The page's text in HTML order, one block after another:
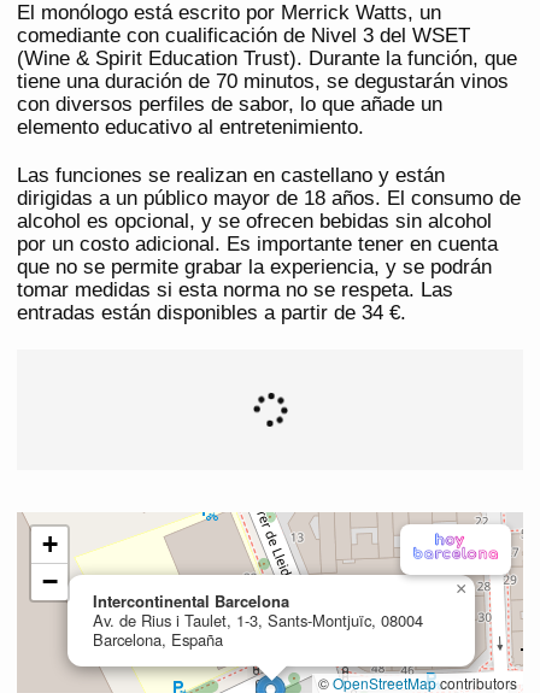
El monólogo está escrito por Merrick Watts, un
comediante con cualificación de Nivel 3 del WSET
(Wine & Spirit Education Trust). Durante la función, que
tiene una duración de 70 minutos, se degustarán vinos
con diversos perfiles de sabor, lo que añade un
elemento educativo al entretenimiento.
Las funciones se realizan en castellano y están
dirigidas a un público mayor de 18 años. El consumo de
alcohol es opcional, y se ofrecen bebidas sin alcohol
por un costo adicional. Es importante tener en cuenta
que no se permite grabar la experiencia, y se podrán
tomar medidas si esta norma no se respeta. Las
entradas están disponibles a partir de 34 €.